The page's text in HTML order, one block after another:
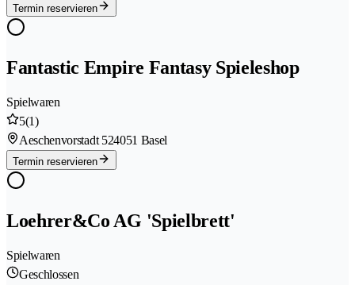
Termin reservieren
Fantastic Empire Fantasy Spieleshop
Spielwaren
5(1)
Aeschenvorstadt 524051 Basel
Termin reservieren
Loehrer&Co AG 'Spielbrett'
Spielwaren
Geschlossen